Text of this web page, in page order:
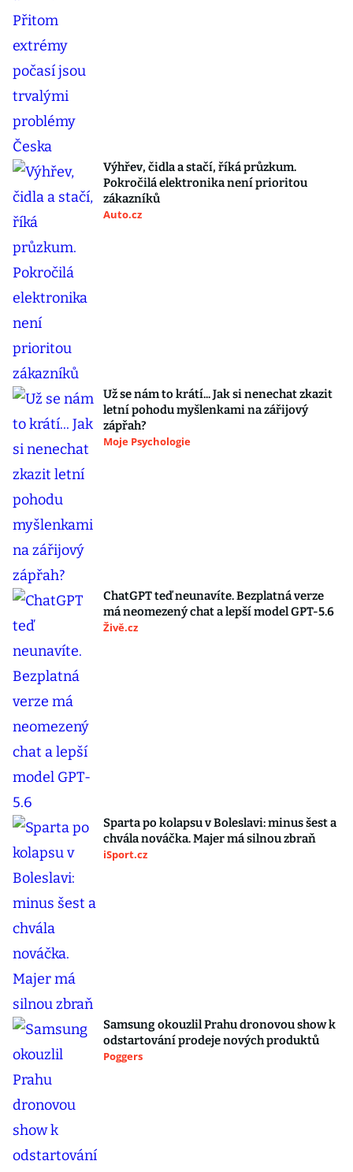
Výhřev, čidla a stačí, říká průzkum.
Pokročilá elektronika není prioritou
zákazníků
Auto.cz
Už se nám to krátí... Jak si nenechat zkazit
letní pohodu myšlenkami na zářijový
zápřah?
Moje Psychologie
ChatGPT teď neunavíte. Bezplatná verze
má neomezený chat a lepší model GPT-5.6
Živě.cz
Sparta po kolapsu v Boleslavi: minus šest a
chvála nováčka. Majer má silnou zbraň
iSport.cz
Samsung okouzlil Prahu dronovou show k
odstartování prodeje nových produktů
Poggers